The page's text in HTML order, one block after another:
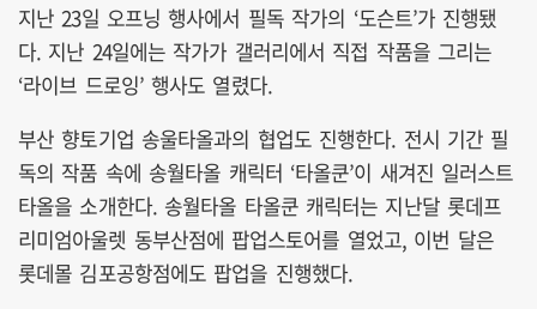
지난 23일 오프닝 행사에서 필독 작가의 ‘도슨트’가 진행됐
다. 지난 24일에는 작가가 갤러리에서 직접 작품을 그리는
‘라이브 드로잉’ 행사도 열렸다.
부산 향토기업 송울타올과의 협업도 진행한다. 전시 기간 필
독의 작품 속에 송월타올 캐릭터 ‘타올쿤’이 새겨진 일러스트
타올을 소개한다. 송월타올 타올쿤 캐릭터는 지난달 롯데프
리미엄아울렛 동부산점에 팝업스토어를 열었고, 이번 달은
롯데몰 김포공항점에도 팝업을 진행했다.